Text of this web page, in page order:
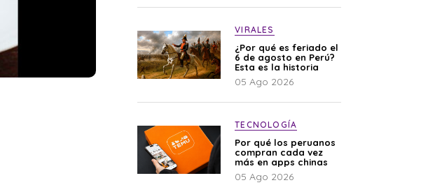
VIRALES
¿Por qué es feriado el
6 de agosto en Perú?
Esta es la historia
05 Ago 2026
TECNOLOGÍA
Por qué los peruanos
compran cada vez
más en apps chinas
05 Ago 2026